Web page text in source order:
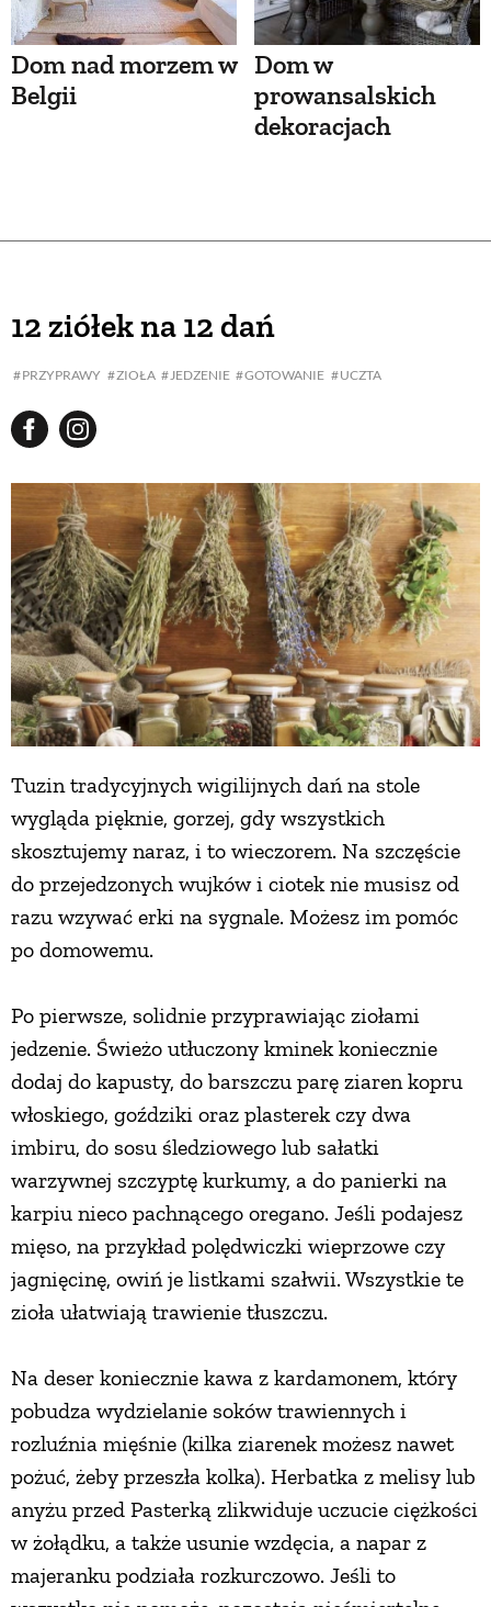
Dom nad morzem w
Belgii
Dom w
prowansalskich
dekoracjach
12 ziółek na 12 dań
PRZYPRAWY ZIOŁA JEDZENIE GOTOWANIE UCZTA
Tuzin tradycyjnych wigilijnych dań na stole
wygląda pięknie, gorzej, gdy wszystkich
skosztujemy naraz, i to wieczorem. Na szczęście
do przejedzonych wujków i ciotek nie musisz od
razu wzywać erki na sygnale. Możesz im pomóc
po domowemu.
Po pierwsze, solidnie przyprawiając ziołami
jedzenie. Świeżo utłuczony kminek koniecznie
dodaj do kapusty, do barszczu parę ziaren kopru
włoskiego, goździki oraz plasterek czy dwa
imbiru, do sosu śledziowego lub sałatki
warzywnej szczyptę kurkumy, a do panierki na
karpiu nieco pachnącego oregano. Jeśli podajesz
mięso, na przykład polędwiczki wieprzowe czy
jagnięcinę, owiń je listkami szałwii. Wszystkie te
zioła ułatwiają trawienie tłuszczu.
Na deser koniecznie kawa z kardamonem, który
pobudza wydzielanie soków trawiennych i
rozluźnia mięśnie (kilka ziarenek możesz nawet
pożuć, żeby przeszła kolka). Herbatka z melisy lub
anyżu przed Pasterką zlikwiduje uczucie ciężkości
w żołądku, a także usunie wzdęcia, a napar z
majeranku podziała rozkurczowo. Jeśli to